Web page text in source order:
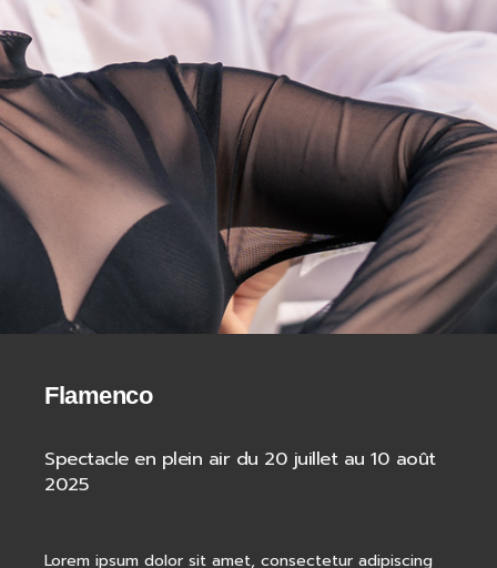
Flamenco
Spectacle en plein air du 20 juillet au 10 août
2025
Lorem ipsum dolor sit amet, consectetur adipiscing